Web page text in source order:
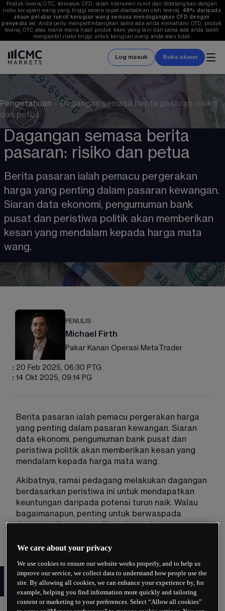
Produk leveraj OTC, termasuk CFD, ialah instrumen rumit dan didatangkan dengan
risiko kerugian wang yang tinggi secara cepat disebabkan oleh leveraj. 48% daripada
akaun pelabur runcit kerugian wang semasa mendagangkan CFD dengan
penyedia ini. Anda perlu mempertimbangkan sama ada anda memahami CFD, produk
leveraj OTC atau mana-mana hasil produk kami yang lain dan sama ada anda boleh
mengambil risiko tinggi untuk kerugian wang anda atau tidak.
Log masuk Buka akaun
Pengetahuan › Dagangan semasa berita pasaran: risiko
dan petua
Dagangan semasa berita
pasaran: risiko dan petua
Berita pasaran ialah pemacu pergerakan
harga yang penting dalam pasaran kewangan.
Siaran data ekonomi, pengumuman bank
pusat dan peristiwa politik akan memberikan
kesan yang mendalam kepada harga mata
wang.
PENULIS
Michael Firth
Pakar Kanan Operasi MetaTrader
: 20 Feb 2025, 06:30 PTG
: 14 Okt 2025, 09:14 PG
Berita pasaran ialah pemacu pergerakan harga
yang penting dalam pasaran kewangan. Siaran
data ekonomi, pengumuman bank pusat dan
peristiwa politik akan memberikan kesan yang
mendalam kepada harga mata wang.
Akibatnya, ramai pedagang melakukan dagangan
berdasarkan peristiwa ini untuk mendapatkan
keuntungan daripada potensi turun naik. Walau
bagaimanapun, penting untuk berwaspada
dengan risiko yang terlibat dalam dagangan pada
Risiko dagangan pada
peristiwa berita
We care about your privacy
We use cookies to ensure our website works properly, and to help us
improve our service, we collect data to understand how people use the
site. By allowing all cookies, we can enhance your experience by, for
example, helping you find information more quickly and tailoring
content or marketing to your preferences. Select “Allow all cookies”